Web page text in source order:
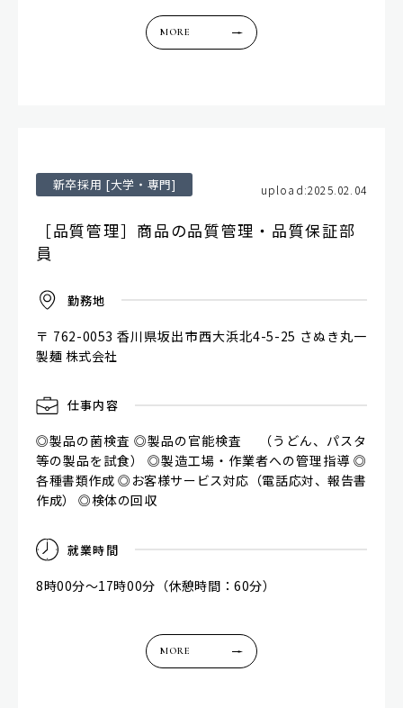
MORE
新卒採用 [大学・専門]
［品質管理］商品の品質管理・品質保証部
員
upload:2025.02.04
勤務地
〒 762-0053 香川県坂出市西大浜北4-5-25 さぬき丸一
製麺 株式会社
仕事内容
◎製品の菌検査 ◎製品の官能検査 （うどん、パスタ
等の製品を試食） ◎製造工場・作業者への管理指導 ◎
各種書類作成 ◎お客様サービス対応（電話応対、報告書
作成） ◎検体の回収
就業時間
8時00分～17時00分（休憩時間：60分）
MORE